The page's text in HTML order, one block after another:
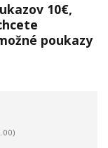
10€,
poukazy